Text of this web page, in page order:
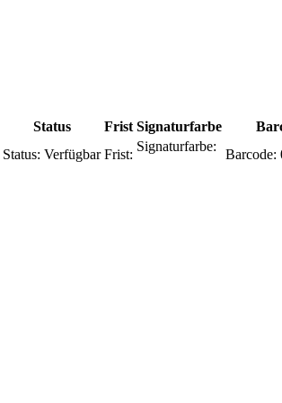
Status Frist Signaturfarbe
Status: Verfügbar Frist:
Signaturfarbe:
Barcode: